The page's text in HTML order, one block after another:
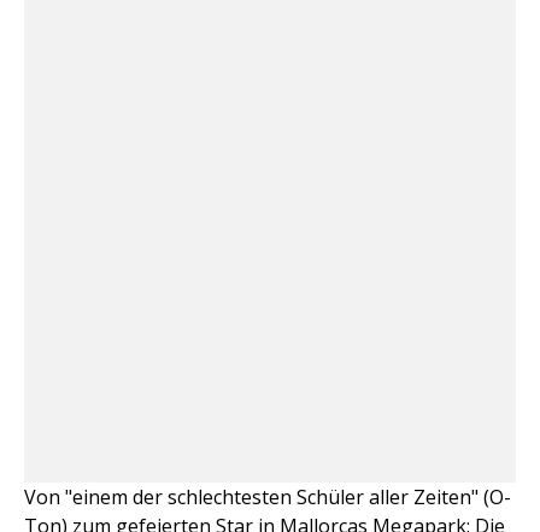
Von "einem der schlechtesten Schüler aller Zeiten" (O-
Ton) zum gefeierten Star in Mallorcas Megapark: Die